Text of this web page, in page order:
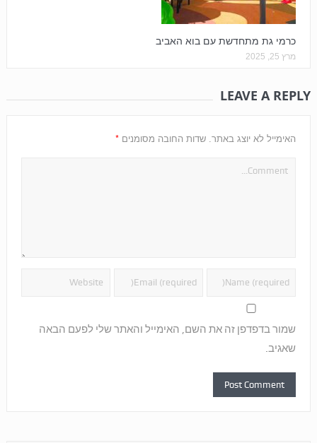
כרמי גת מתחדשת עם בוא האביב
מרץ 25, 2025
LEAVE A REPLY
האימייל לא יוצג באתר. שדות החובה מסומנים *
שמור בדפדפן זה את השם, האימייל והאתר שלי לפעם הבאה
שאגיב.